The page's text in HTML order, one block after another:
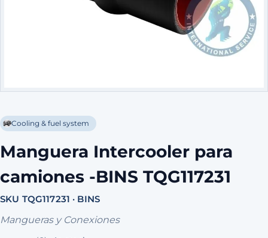
Cooling & fuel system
Manguera Intercooler para
camiones -BINS TQG117231
SKU TQG117231 · BINS
Mangueras y Conexiones